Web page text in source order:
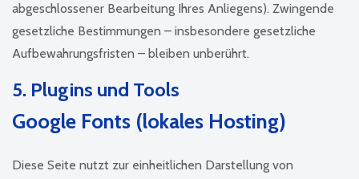
abgeschlossener Bearbeitung Ihres Anliegens). Zwingende
gesetzliche Bestimmungen – insbesondere gesetzliche
Aufbewahrungsfristen – bleiben unberührt.
5. Plugins und Tools
Google Fonts (lokales Hosting)
Diese Seite nutzt zur einheitlichen Darstellung von